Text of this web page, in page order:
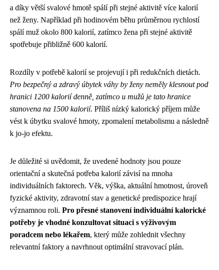
a díky větší svalové hmotě spálí při stejné aktivitě více kalorií
než ženy. Například při hodinovém běhu průměrnou rychlostí
spálí muž okolo 800 kalorií, zatímco žena při stejné aktivitě
spotřebuje přibližně 600 kalorií.
Rozdíly v potřebě kalorií se projevují i při redukčních dietách.
Pro bezpečný a zdravý úbytek váhy by ženy neměly klesnout pod
hranici 1200 kalorií denně, zatímco u mužů je tato hranice
stanovena na 1500 kalorií. Příliš nízký kalorický příjem může
vést k úbytku svalové hmoty, zpomalení metabolismu a následně
k jo-jo efektu.
Je důležité si uvědomit, že uvedené hodnoty jsou pouze
orientační a skutečná potřeba kalorií závisí na mnoha
individuálních faktorech. Věk, výška, aktuální hmotnost, úroveň
fyzické aktivity, zdravotní stav a genetické predispozice hrají
významnou roli. Pro přesné stanovení individuální kalorické
potřeby je vhodné konzultovat situaci s výživovým
poradcem nebo lékařem, který může zohlednit všechny
relevantní faktory a navrhnout optimální stravovací plán.